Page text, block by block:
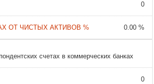
0
0.00 %
счетах в коммерческих банках
0